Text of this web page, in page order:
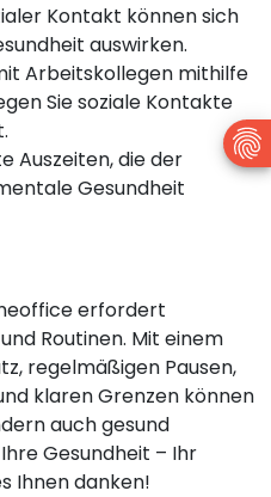
Kontakt können sich
auswirken.
Arbeitskollegen mithilfe
Sie soziale Kontakte
Auszeiten, die der
Gesundheit
erfordert
Routinen. Mit einem
regelmäßigen Pausen,
klaren Grenzen können
auch gesund
Gesundheit – Ihr
Ihnen danken!